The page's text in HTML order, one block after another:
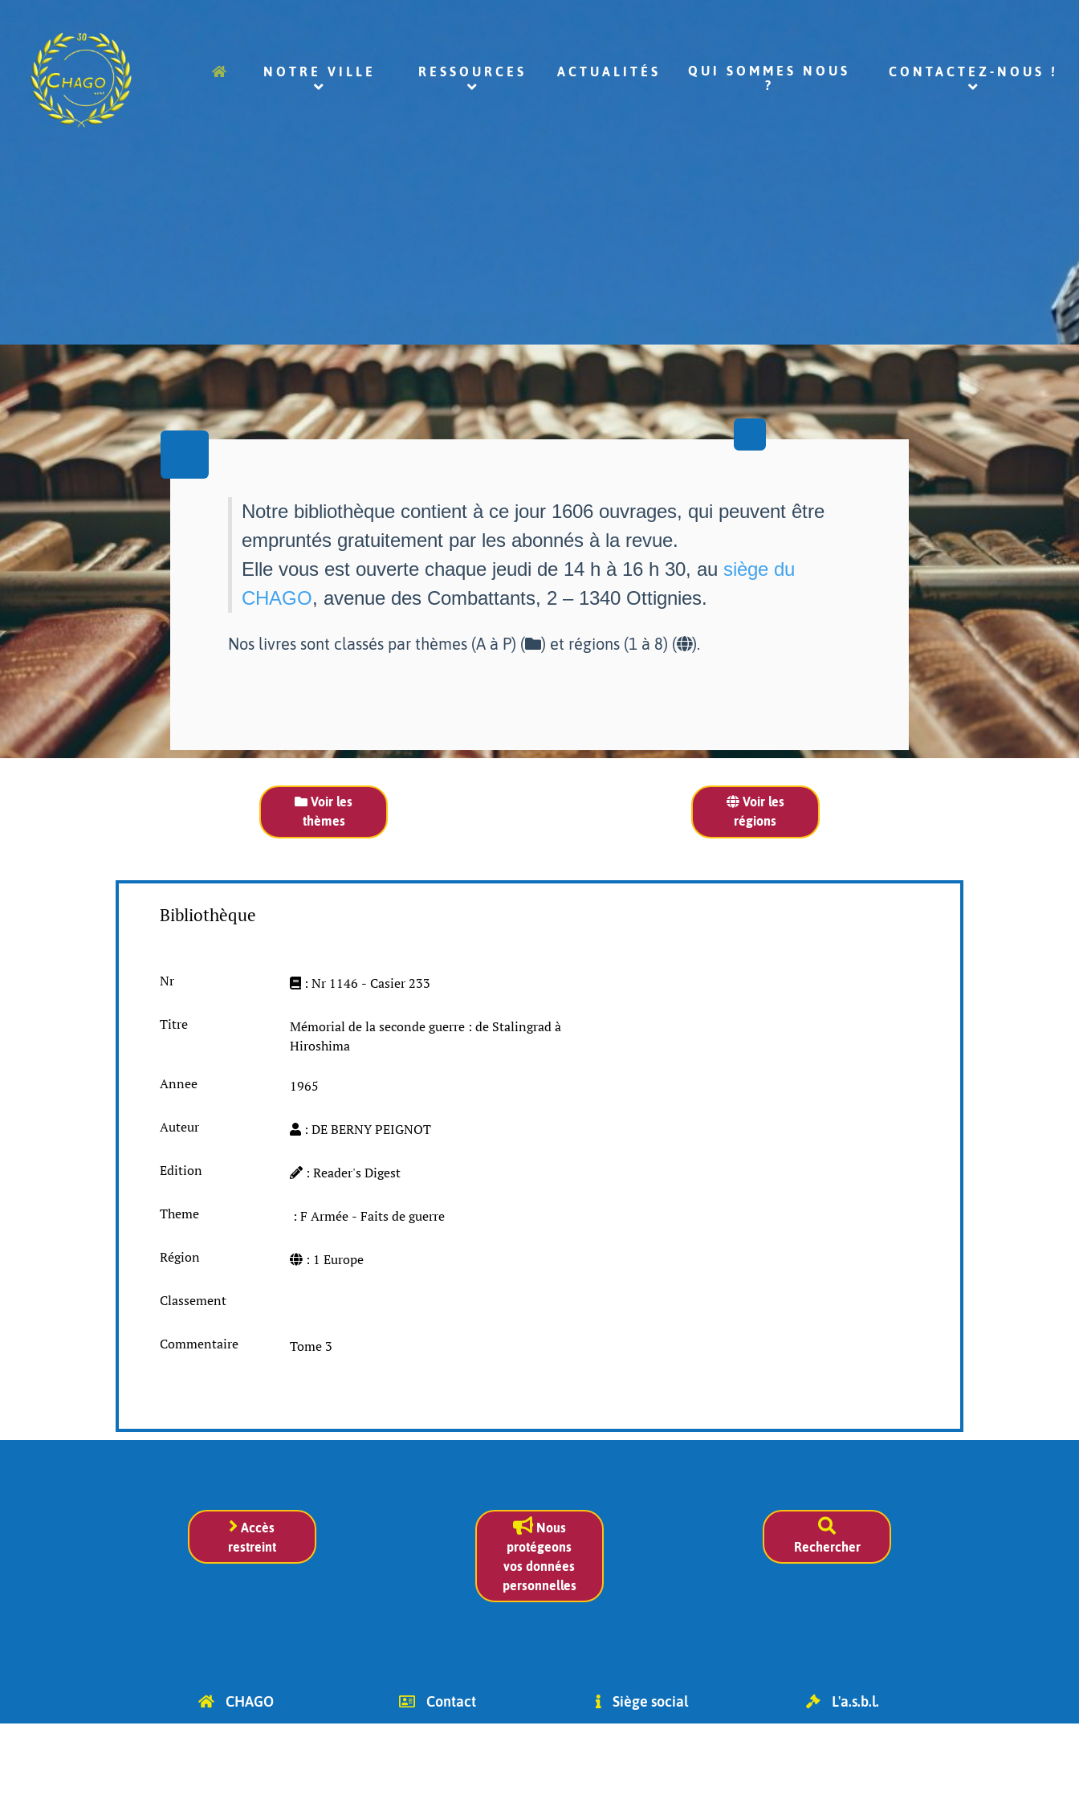
NOTRE VILLE RESSOURCES ACTUALITÉS
QUI SOMMES NOUS
?
CONTACTEZ-NOUS !
Notre bibliothèque contient à ce jour 1606 ouvrages, qui peuvent être
empruntés gratuitement par les abonnés à la revue.
Elle vous est ouverte chaque jeudi de 14 h à 16 h 30, au siège du
CHAGO, avenue des Combattants, 2 – 1340 Ottignies.
Nos livres sont classés par thèmes (A à P) ( ) et régions (1 à 8) ( ).
Voir les
thèmes
Voir les
régions
Bibliothèque
Nr : Nr 1146 - Casier 233
Titre
Mémorial de la seconde guerre : de Stalingrad à
Hiroshima
Annee 1965
Auteur : DE BERNY PEIGNOT
Edition : Reader's Digest
Theme : F Armée - Faits de guerre
Région : 1 Europe
Classement
Commentaire Tome 3
Accès
restreint
Nous
protégeons
vos données
personnelles
Rechercher
CHAGO Contact Siège social L'a.s.b.l.